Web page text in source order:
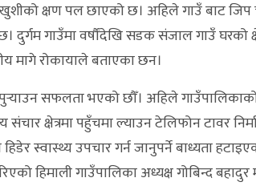
क्षण पल छाएको छ। अहिले गाउँ बाट
दुर्गम गाउँमा वर्षौंदेखि सडक संजाल गाउँ घरको
मागे रोकायाले बताएका छन।
सफलता भएको छौँ। अहिले
क्षेत्रमा पहुँचमा ल्याउन टेलिफोन टावर
स्वास्थ्य उपचार गर्न जानुपर्ने बाध्यता
हिमाली गाउँपालिका अध्यक्ष गोबिन्द